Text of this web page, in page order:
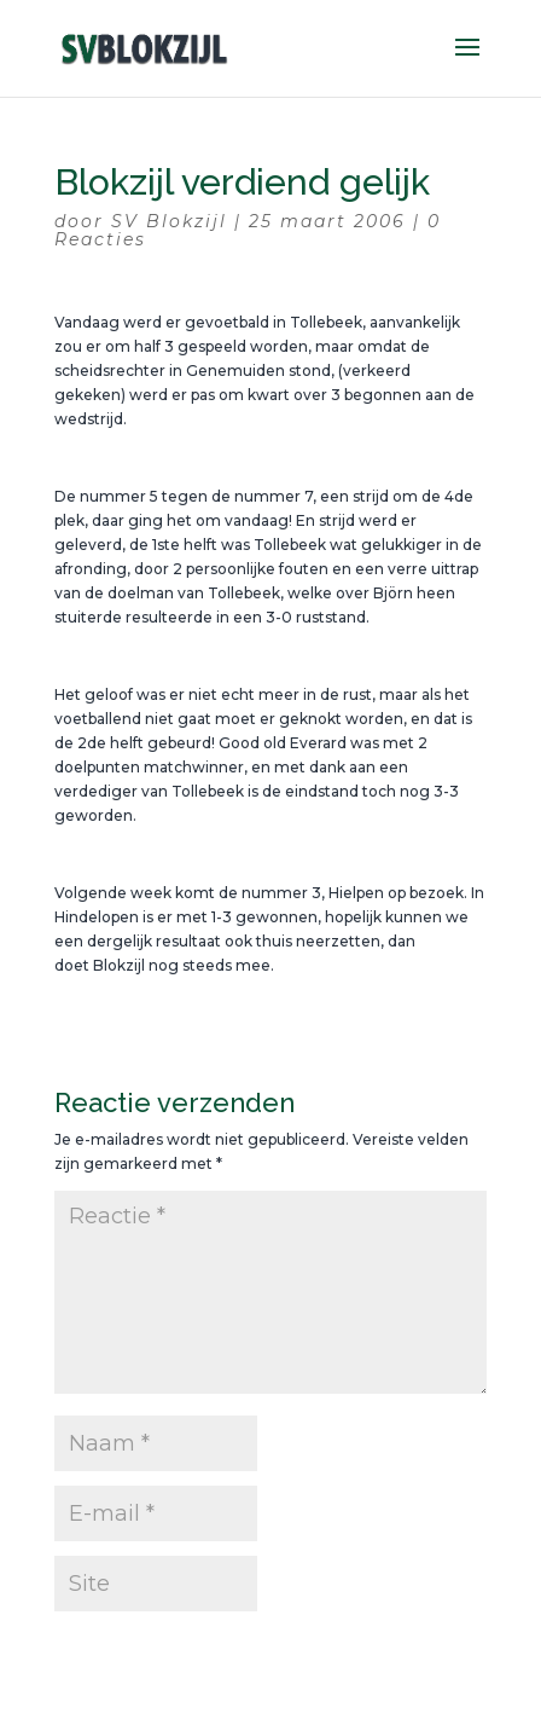
Blokzijl verdiend gelijk
door SV Blokzijl | 25 maart 2006 | 0
Reacties
Vandaag werd er gevoetbald in Tollebeek, aanvankelijk
zou er om half 3 gespeeld worden, maar omdat de
scheidsrechter in Genemuiden stond, (verkeerd
gekeken) werd er pas om kwart over 3 begonnen aan de
wedstrijd.
De nummer 5 tegen de nummer 7, een strijd om de 4de
plek, daar ging het om vandaag! En strijd werd er
geleverd, de 1ste helft was Tollebeek wat gelukkiger in de
afronding, door 2 persoonlijke fouten en een verre uittrap
van de doelman van Tollebeek, welke over Björn heen
stuiterde resulteerde in een 3-0 ruststand.
Het geloof was er niet echt meer in de rust, maar als het
voetballend niet gaat moet er geknokt worden, en dat is
de 2de helft gebeurd! Good old Everard was met 2
doelpunten matchwinner, en met dank aan een
verdediger van Tollebeek is de eindstand toch nog 3-3
geworden.
Volgende week komt de nummer 3, Hielpen op bezoek. In
Hindelopen is er met 1-3 gewonnen, hopelijk kunnen we
een dergelijk resultaat ook thuis neerzetten, dan
doet Blokzijl nog steeds mee.
Reactie verzenden
Je e-mailadres wordt niet gepubliceerd. Vereiste velden
zijn gemarkeerd met *